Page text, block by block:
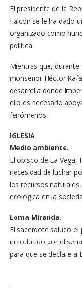
El presidente de la
Falcón se le ha da­do
organizado co­mo
política.
Mientras que, durante
monseñor Héctor
desarrolla donde
ello es necesario
fenómenos.
IGLESIA
Medio ambiente.
El obispo de La Vega,
nece­sidad de luchar
los recur­sos
ecológica en la
Loma Miranda.
El sacerdote salu­dó el
introducido por el
para que se declare a